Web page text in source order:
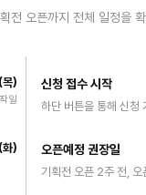
전 오픈까지 전체 일정을
)
일
신청 접수 시작
하단 버튼을 통해 신청
) 오픈예정 권장일
기획전 오픈 2주 전, 오